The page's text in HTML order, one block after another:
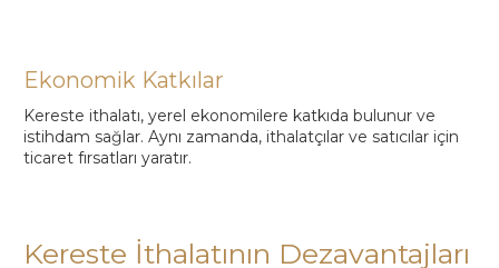
Ekonomik Katkılar
Kereste ithalatı, yerel ekonomilere katkıda bulunur ve
istihdam sağlar. Aynı zamanda, ithalatçılar ve satıcılar için
ticaret fırsatları yaratır.
Kereste İthalatının Dezavantajları